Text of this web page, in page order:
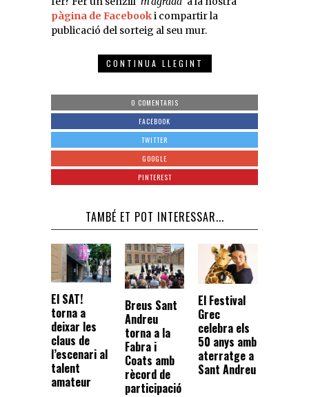
pàgina de Facebooki compartir la
publicació del sorteig al seu mur.
CONTINUA LLEGINT
0 COMENTARIS
FACEBOOK
TWITTER
GOOGLE
PINTEREST
TAMBÉ ET POT INTERESSAR...
El SAT!
torna a
deixar les
claus de
l’escenari al
talent
amateur
Breus Sant
Andreu
torna a la
Fabra i
Coats amb
rècord de
participació
El Festival
Grec
celebra els
50 anys amb
aterratge a
Sant Andreu